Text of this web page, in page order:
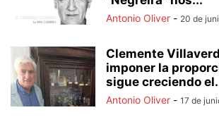
Antonio Oliver - 20 de
Clemente
imponer la
sigue creciendo
Antonio Oliver - 17 de